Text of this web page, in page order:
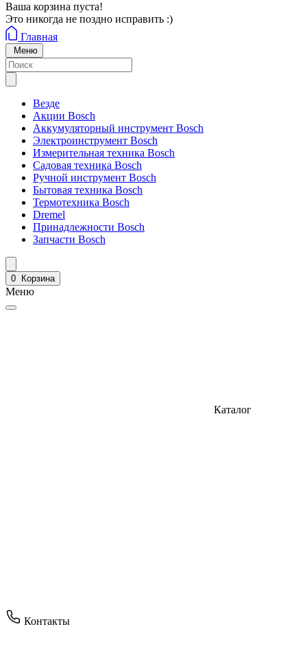
Ваша корзина пуста!
Это никогда не поздно исправить :)
Главная
Меню
Везде
Акции Bosch
Аккумуляторный инструмент Bosch
Электроинструмент Bosch
Измерительная техника Bosch
Садовая техника Bosch
Ручной инструмент Bosch
Бытовая техника Bosch
Термотехника Bosch
Dremel
Принадлежности Bosch
Запчасти Bosch
0 Корзина
Меню
Каталог
Контакты